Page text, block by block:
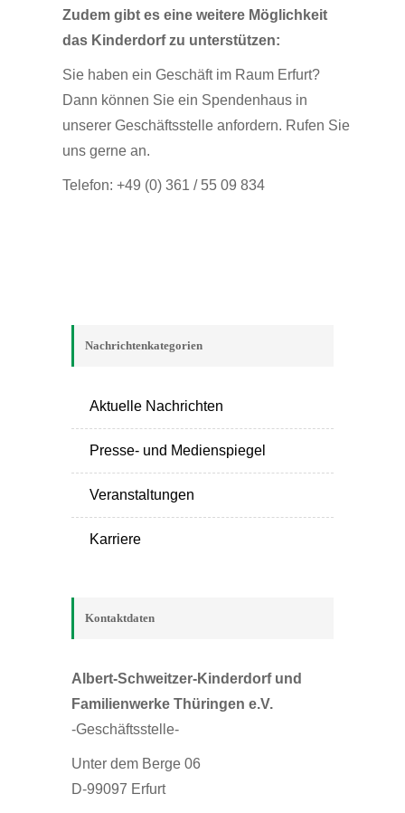
Zudem gibt es eine weitere Möglichkeit
das Kinderdorf zu unterstützen:
Sie haben ein Geschäft im Raum Erfurt?
Dann können Sie ein Spendenhaus in
unserer Geschäftsstelle anfordern. Rufen Sie
uns gerne an.
Telefon: +49 (0) 361 / 55 09 834
Nachrichtenkategorien
Aktuelle Nachrichten
Presse- und Medienspiegel
Veranstaltungen
Karriere
Kontaktdaten
Albert-Schweitzer-Kinderdorf und
Familienwerke Thüringen e.V.
-Geschäftsstelle-
Unter dem Berge 06
D-99097 Erfurt